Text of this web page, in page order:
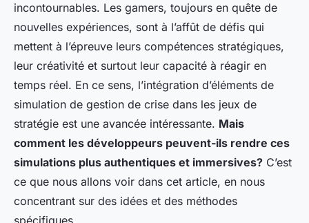
incontournables. Les gamers, toujours en quête de
nouvelles expériences, sont à l’affût de défis qui
mettent à l’épreuve leurs compétences stratégiques,
leur créativité et surtout leur capacité à réagir en
temps réel. En ce sens, l’intégration d’éléments de
simulation de gestion de crise dans les jeux de
stratégie est une avancée intéressante. Mais
comment les développeurs peuvent-ils rendre ces
simulations plus authentiques et immersives? C’est
ce que nous allons voir dans cet article, en nous
concentrant sur des idées et des méthodes